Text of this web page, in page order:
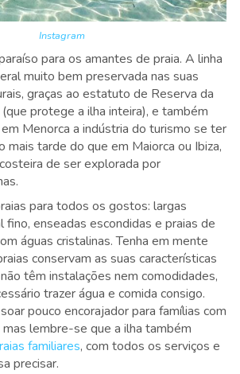
Instagram
para os amantes de praia. A linha
muito bem preservada nas suas
graças ao estatuto de Reserva da
protege a ilha inteira), e também
Menorca a indústria do turismo se ter
mais tarde do que em Maiorca ou Ibiza,
de ser explorada por
para todos os gostos: largas
enseadas escondidas e praias de
águas cristalinas. Tenha em mente
conservam as suas características
têm instalações nem comodidades,
trazer água e comida consigo.
pouco encorajador para famílias com
mas lembre-se que a ilha também
familiares, com todos os serviços e
precisar.